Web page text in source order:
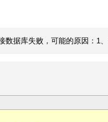
数据库失败，可能的原因：1